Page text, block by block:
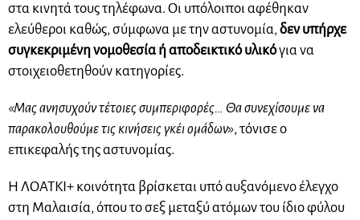
στα κινητά τους τηλέφωνα. Οι υπόλοιποι αφέθηκαν
ελεύθεροι καθώς, σύμφωνα με την αστυνομία,δεν υπήρχε
συγκεκριμένη νομοθεσία ή αποδεικτικό υλικόγια να
στοιχειοθετηθούν κατηγορίες.
«Μας ανησυχούν τέτοιες συμπεριφορές… Θα συνεχίσουμε να
παρακολουθούμε τις κινήσεις γκέι ομάδων», τόνισε ο
επικεφαλής της αστυνομίας.
Η ΛΟΑΤΚΙ+ κοινότητα βρίσκεται υπό αυξανόμενο έλεγχο
στη Μαλαισία, όπου το σεξ μεταξύ ατόμων του ίδιο φύλου